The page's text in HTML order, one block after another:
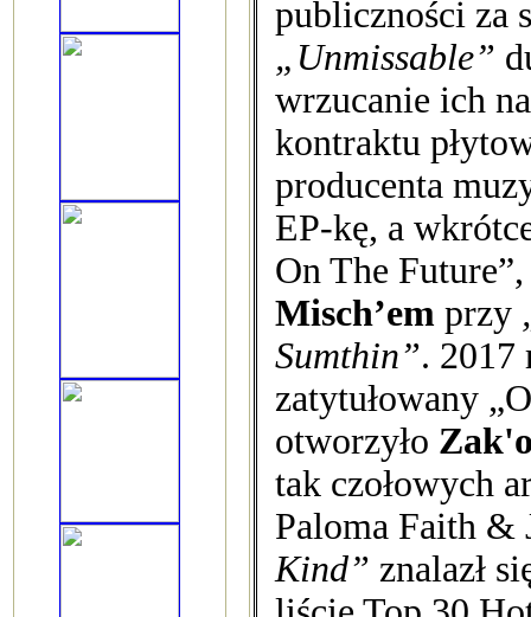
publiczności za
„Unmissable”
wrzucanie ich
kontraktu
producenta
EP-kę, a
On The
Misch’em przy
Sumthin”. 2017
zatytułowany
otworzyło
tak czołowych
Paloma Faith &
Kind” znalazł